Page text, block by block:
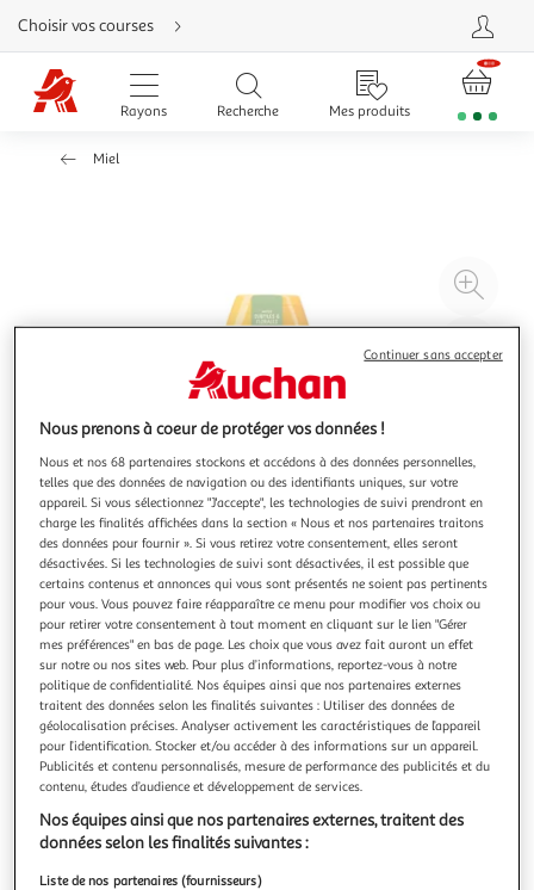
Aller
directement
au
contenu
Aller
directement
Aller
d'aide
Choisir vos courses
Rayons Recherche Mes produits
Miel
à
4.0 (5)
LUNE DE MIEL
Miel d'acacia liquide en flacon doseur
Lune de Miel®, notre nature a du cœur.Ce miel d'acacia aux
notes subtiles et florales, c'est la touche de gourmandise
quotidienne pour vos bowls, salades de fruits et tartes
analysé avant d'être mis en pot en France. *Conformément
à la régleme
En savoir +
500g
Vous voulez connaître le prix de ce produit ?
Nous prenons à coeur de protéger vos données !
Nous et nos 68 partenaires stockons et accédons à des données personnelles,
telles que des données de navigation ou des identifiants uniques, sur votre
appareil. Si vous sélectionnez "J'accepte", les technologies de suivi prendront en
charge les finalités affichées dans la section « Nous et nos partenaires traitons
des données pour fournir ». Si vous retirez votre consentement, elles seront
désactivées. Si les technologies de suivi sont désactivées, il est possible que
certains contenus et annonces qui vous sont présentés ne soient pas pertinents
pour vous. Vous pouvez faire réapparaître ce menu pour modifier vos choix ou
pour retirer votre consentement à tout moment en cliquant sur le lien "Gérer
mes préférences" en bas de page. Les choix que vous avez fait auront un effet
sur notre ou nos sites web. Pour plus d’informations, reportez-vous à notre
politique de confidentialité. Nos équipes ainsi que nos partenaires externes
traitent des données selon les finalités suivantes : Utiliser des données de
géolocalisation précises. Analyser activement les caractéristiques de l’appareil
pour l’identification. Stocker et/ou accéder à des informations sur un appareil.
Publicités et contenu personnalisés, mesure de performance des publicités et du
contenu, études d’audience et développement de services.
Nos équipes ainsi que nos partenaires externes, traitent des
données selon les finalités suivantes :
Liste de nos partenaires (fournisseurs)
Continuer sans accepter